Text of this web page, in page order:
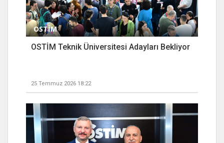
OSTİM
OSTİM Teknik Üniversitesi Adayları Bekliyor
25 Temmuz 2026 18:22